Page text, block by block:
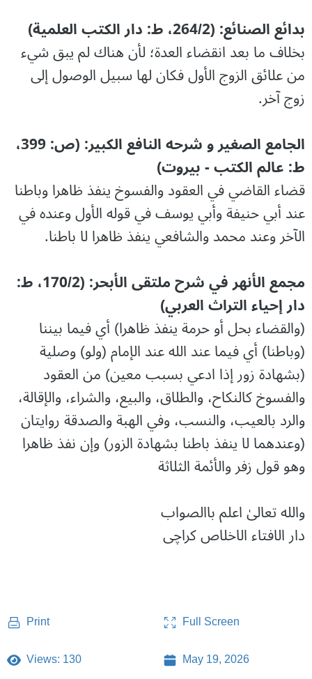
بدائع الصنائع: (264/2، ط: دار الكتب العلمية)
بخلاف ما بعد انقضاء العدة؛ لأن هناك لم يبق شيء
من علائق الزوج الأول فكان لها سبيل الوصول إلى
زوج آخر.
الجامع الصغير و شرحه النافع الكبير: (ص: 399،
ط: عالم الكتب - بيروت)
قضاء القاضي في العقود والفسوخ ينفذ ظاهرا وباطنا
عند أبي حنيفة وأبي يوسف في قوله الأول وعنده في
الآخر وعند محمد والشافعي ينفذ ظاهرا لا باطنا.
مجمع الأنهر في شرح ملتقى الأبحر: (170/2، ط:
دار إحياء التراث العربي)
(والقضاء بحل أو حرمة ينفذ ظاهرا) أي فيما بيننا
(وباطنا) أي فيما عند الله عند الإمام (ولو) وصلية
(بشهادة زور إذا ادعي بسبب معين) من العقود
والفسوخ كالنكاح، والطلاق، والبيع، والشراء، والإقالة،
والرد بالعيب، والنسب، وفي الهبة والصدقة روايتان
(وعندهما لا ينفذ باطنا بشهادة الزور) وإن نفذ ظاهرا
وهو قول زفر والأئمة الثلاثة
والله تعالیٰ اعلم باالصواب
دار الافتاء الاخلاص کراچی
Print Full Screen
Views: 130 May 19, 2026